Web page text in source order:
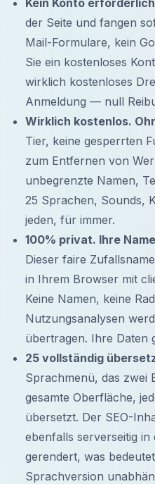
Kein Konto
der Seite und fangen
Mail-Formulare, kein
Sie ein kostenloses
wirklich kostenloses
Anmeldung — null
Wirklich kostenlos.
Tier, keine gesperrten
zum Entfernen von
unbegrenzte Namen,
25 Sprachen, Sounds,
jeden, für immer.
100% privat. Ihre
Dieser faire
in Ihrem Browser mit
Keine Namen, keine
Nutzungsanalysen
übertragen. Ihre Daten
25 vollständig
Sprachmenü, das zwei
gesamte Oberfläche,
übersetzt. Der SEO-
ebenfalls serverseitig
gerendert, was
Sprachversion